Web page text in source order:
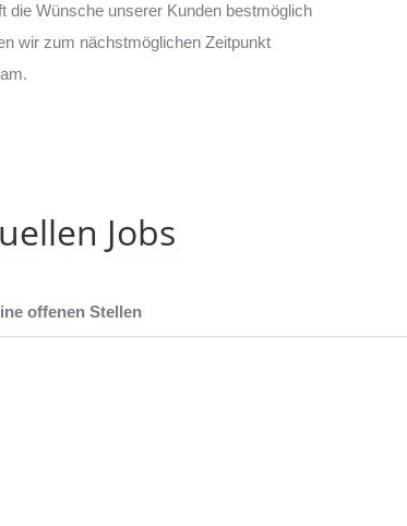
die Wünsche unserer Kunden bestmöglich
wir zum nächstmöglichen Zeitpunkt
Jobs
offenen Stellen